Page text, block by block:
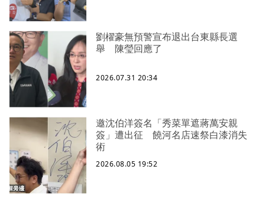
劉櫂豪無預警宣布退出台東縣長選
舉 陳瑩回應了
2026.07.31 20:34
邀沈伯洋簽名「秀菜單遮蔣萬安親
簽」遭出征 饒河名店速祭白漆消失
術
2026.08.05 19:52